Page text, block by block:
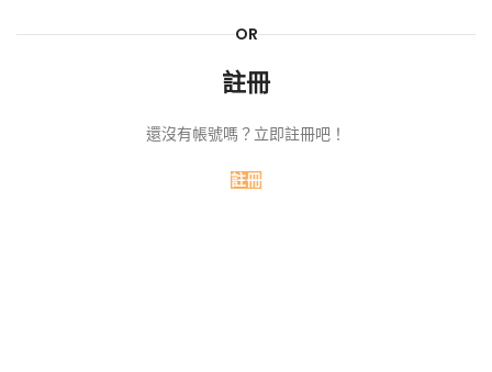
OR
註冊
還沒有帳號嗎？立即註冊吧！
註冊